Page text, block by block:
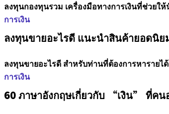
ลงทุนกองทุนรวม เครื่องมือทางการเงินที่ช่วยใ
การเงิน
ลงทุนขายอะไรดี แนะนำสินค้ายอดนิ
ลงทุนขายอะไรดี สำหรับท่านที่ต้องการหารายไ
การเงิน
60 ภาษาอังกฤษเกี่ยวกับ “เงิน” ที่คน